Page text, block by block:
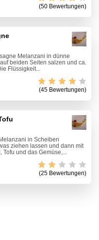
(50 Bewertungen)
Melanzani in dünne
beiden Seiten salzen und ca.
Flüssigkeit...
(45 Bewertungen)
in Scheiben
ziehen lassen und dann mit
und das Gemüse,...
(25 Bewertungen)